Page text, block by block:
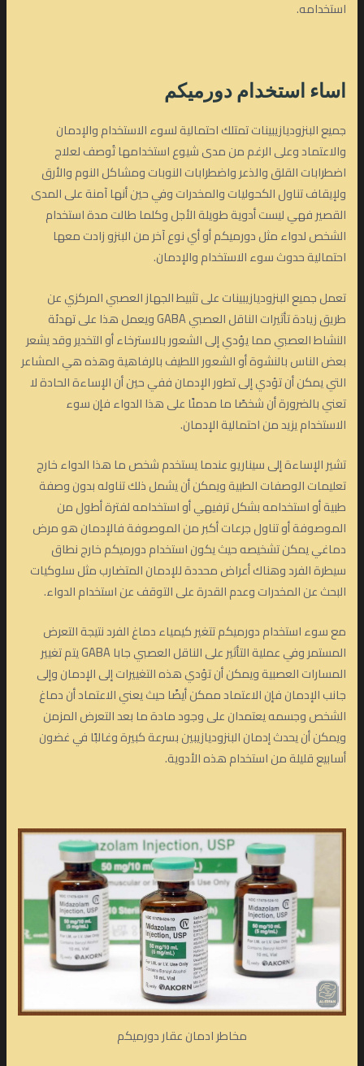
استخدامه.
اساء استخدام دورميكم
جميع البنزوديازيبينات تمتلك احتمالية لسوء الاستخدام والإدمان
والاعتماد وعلى الرغم من مدى شيوع استخدامها تُوصف لعلاج
اضطرابات القلق والذعر واضطرابات النوبات ومشاكل النوم والأرق
ولإيقاف تناول الكحوليات والمخدرات وفي حين أنها آمنة على المدى
القصير فهي ليست أدوية طويلة الأجل وكلما طالت مدة استخدام
الشخص لدواء مثل دورميكم أو أي نوع آخر من البنزو زادت معها
احتمالية حدوث سوء الاستخدام والإدمان.
تعمل جميع البنزوديازيبينات على تثبيط الجهاز العصبي المركزي عن
طريق زيادة تأثيرات الناقل العصبي GABA ويعمل هذا على تهدئة
النشاط العصبي مما يؤدي إلى الشعور بالاسترخاء أو التخدير وقد يشعر
بعض الناس بالنشوة أو الشعور اللطيف بالرفاهية وهذه هي المشاعر
التي يمكن أن تؤدي إلى تطور الإدمان ففي حين أن الإساءة الحادة لا
تعني بالضرورة أن شخصًا ما مدمنًا على هذا الدواء فإن سوء
الاستخدام يزيد من احتمالية الإدمان.
تشير الإساءة إلى سيناريو عندما يستخدم شخص ما هذا الدواء خارج
تعليمات الوصفات الطبية ويمكن أن يشمل ذلك تناوله بدون وصفة
طبية أو استخدامه بشكل ترفيهي أو استخدامه لفترة أطول من
الموصوفة أو تناول جرعات أكبر من الموصوفة فالإدمان هو مرض
دماغي يمكن تشخيصه حيث يكون استخدام دورميكم خارج نطاق
سيطرة الفرد وهناك أعراض محددة للإدمان المتضارب مثل سلوكيات
البحث عن المخدرات وعدم القدرة على التوقف عن استخدام الدواء.
مع سوء استخدام دورميكم تتغير كيمياء دماغ الفرد نتيجة التعرض
المستمر وفي عملية التأثير على الناقل العصبي جابا GABA يتم تغيير
المسارات العصبية ويمكن أن تؤدي هذه التغييرات إلى الإدمان وإلى
جانب الإدمان فإن الاعتماد ممكن أيضًا حيث يعني الاعتماد أن دماغ
الشخص وجسمه يعتمدان على وجود مادة ما بعد التعرض المزمن
ويمكن أن يحدث إدمان البنزوديازيبين بسرعة كبيرة وغالبًا في غضون
أسابيع قليلة من استخدام هذه الأدوية.
مخاطر ادمان عقار دورميكم